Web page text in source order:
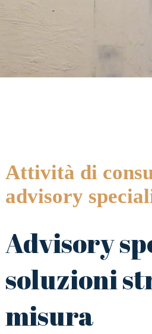
Attività di
advisory
Advisory
soluzioni
misura